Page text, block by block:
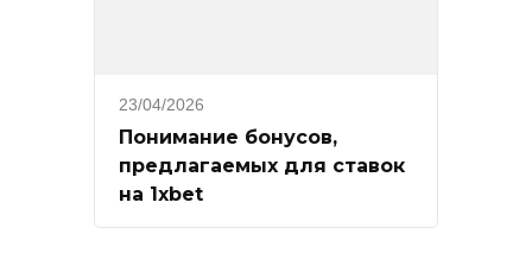
23/04/2026
Понимание бонусов,
предлагаемых для ставок
на 1xbet